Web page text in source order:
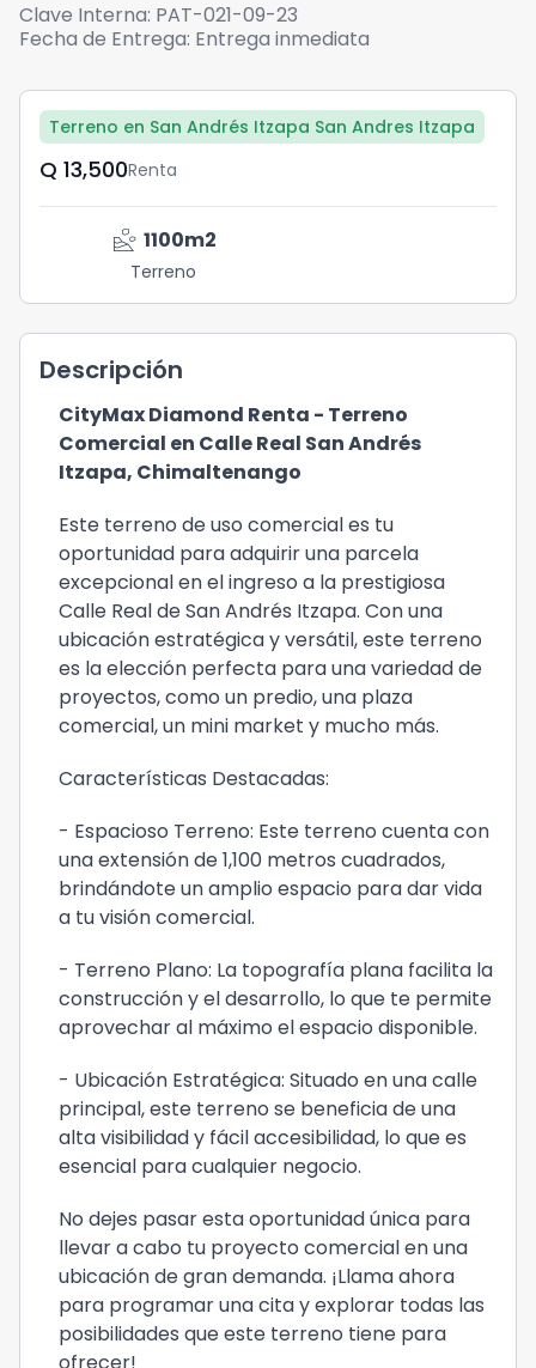
Clave Interna: PAT-021-09-23
Fecha de Entrega: Entrega inmediata
Terreno en San Andrés Itzapa San Andres Itzapa
Q	13,500Renta
landslide 1100m2
Terreno
Descripción
CityMax Diamond Renta - Terreno
Comercial en Calle Real San Andrés
Itzapa, Chimaltenango
Este terreno de uso comercial es tu
oportunidad para adquirir una parcela
excepcional en el ingreso a la prestigiosa
Calle Real de San Andrés Itzapa. Con una
ubicación estratégica y versátil, este terreno
es la elección perfecta para una variedad de
proyectos, como un predio, una plaza
comercial, un mini market y mucho más.
Características Destacadas:
- Espacioso Terreno: Este terreno cuenta con
una extensión de 1,100 metros cuadrados,
brindándote un amplio espacio para dar vida
a tu visión comercial.
- Terreno Plano: La topografía plana facilita la
construcción y el desarrollo, lo que te permite
aprovechar al máximo el espacio disponible.
- Ubicación Estratégica: Situado en una calle
principal, este terreno se beneficia de una
alta visibilidad y fácil accesibilidad, lo que es
esencial para cualquier negocio.
No dejes pasar esta oportunidad única para
llevar a cabo tu proyecto comercial en una
ubicación de gran demanda. ¡Llama ahora
para programar una cita y explorar todas las
posibilidades que este terreno tiene para